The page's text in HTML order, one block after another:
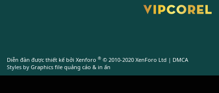
Diễn đàn được thiết kế bởi Xenforo ® © 2010-2020 XenForo Ltd | DMCA
Styles by Graphics file quảng cáo & in ấn